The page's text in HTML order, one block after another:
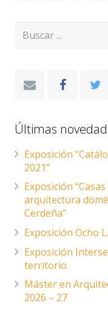
Últimas
Exposición
2021”
Exposición
arquitectura
Cerdeña”
Exposición Ocho
Exposición
territorio
Máster en
2026 – 27